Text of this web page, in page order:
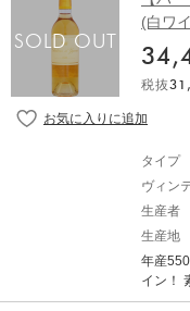
っと楽
ベルか
ッケー
透明な
ルや、
パクト
だ。ま
が、新
むのを
り) CHATEAU RIEUSSEC シャトー・リューセック 生産
地：フ
にランク
ロワー
協を許
ワイン
味わい。 間違いなく貴腐ワインの最高峰であ
ム。こ
頃は
計り知れない
シ、オ
ランや
は蜜蝋
ます。
き立たせます。
(白ワ
税抜
タイプ
ヴィン
生産者
生産地
年産
イン！
りは絶品。 ソーテルヌの格付けにお